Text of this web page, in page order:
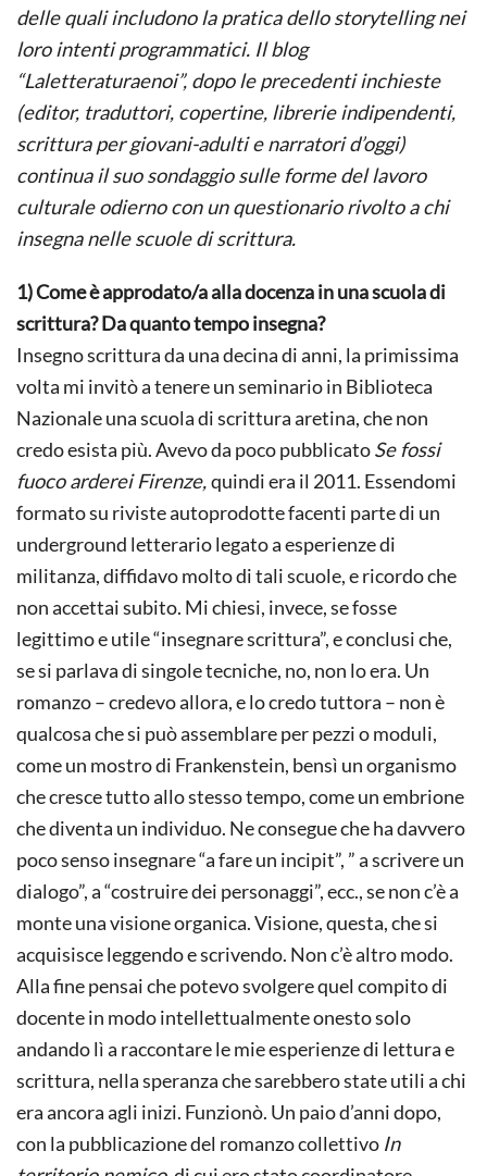
delle quali includono la pratica dellostorytellingnei
loro intenti programmatici. Il blog
“Laletteraturaenoi”, dopo le precedenti inchieste
(editor, traduttori, copertine, librerie indipendenti,
scrittura per giovani-adulti e narratori d’oggi)
continua il suo sondaggio sulle forme del lavoro
culturale odierno con un questionario rivolto a chi
insegna nelle scuole di scrittura.
1) Come è approdato/a alla docenza in una scuola di
scrittura? Da quanto tempo insegna?
Insegno scrittura da una decina di anni, la primissima
volta mi invitò a tenere un seminario in Biblioteca
Nazionale una scuola di scrittura aretina, che non
credo esista più. Avevo da poco pubblicatoSe fossi
fuoco arderei Firenze,quindi era il 2011. Essendomi
formato su riviste autoprodotte facenti parte di un
underground letterario legato a esperienze di
militanza, diffidavo molto di tali scuole, e ricordo che
non accettai subito. Mi chiesi, invece, se fosse
legittimo e utile “insegnare scrittura”, e conclusi che,
se si parlava di singole tecniche, no, non lo era. Un
romanzo – credevo allora, e lo credo tuttora – non è
qualcosa che si può assemblare per pezzi o moduli,
come un mostro di Frankenstein, bensì un organismo
che cresce tutto allo stesso tempo, come un embrione
che diventa un individuo. Ne consegue che ha davvero
poco senso insegnare “a fare un incipit”, ” a scrivere un
dialogo”, a “costruire dei personaggi”, ecc., se non c’è a
monte una visione organica. Visione, questa, che si
acquisisce leggendo e scrivendo. Non c’è altro modo.
Alla fine pensai che potevo svolgere quel compito di
docente in modo intellettualmente onesto solo
andando lì a raccontare le mie esperienze di lettura e
scrittura, nella speranza che sarebbero state utili a chi
era ancora agli inizi. Funzionò. Un paio d’anni dopo,
con la pubblicazione del romanzo collettivo In